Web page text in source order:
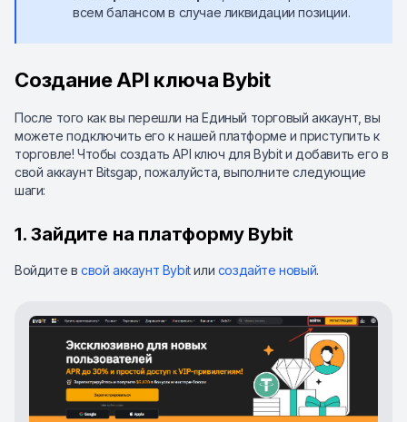
всем балансом в случае ликвидации позиции.
Создание API ключа Bybit
После того как вы перешли на Единый торговый аккаунт, вы
можете подключить его к нашей платформе и приступить к
торговле! Чтобы создать API ключ для Bybit и добавить его в
свой аккаунт Bitsgap, пожалуйста, выполните следующие
шаги:
1. Зайдите на платформу Bybit
Войдите в свой аккаунт Bybitили создайте новый.